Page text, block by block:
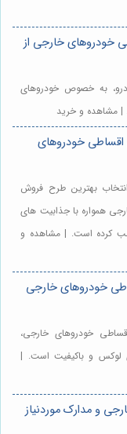
خودروهای خارجی از
به خصوص خودروهای
| مشاهده و خرید
اقساطی خودروهای
بهترین طرح فروش
همواره با جذابیت های
کرده است. | مشاهده و
خودروهای خارجی
خودروهای خارجی،
لوکس و باکیفیت است. |
و مدارک موردنیاز